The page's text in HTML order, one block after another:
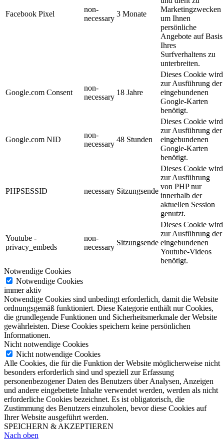
Facebook Pixel
non-
necessary
3 Monate
Marketingzwecken
um Ihnen
persönliche
Angebote auf Basis
Ihres
Surfverhaltens zu
unterbreiten.
Google.com Consent
non-
necessary
18 Jahre
Dieses Cookie wird
zur Ausführung der
eingebundenen
Google-Karten
benötigt.
Google.com NID
non-
necessary
48 Stunden
Dieses Cookie wird
zur Ausführung der
eingebundenen
Google-Karten
benötigt.
PHPSESSID necessary Sitzungsende
Dieses Cookie wird
zur Ausführung
von PHP nur
innerhalb der
aktuellen Session
genutzt.
Youtube -
privacy_embeds
non-
necessary
Sitzungsende
Dieses Cookie wird
zur Ausführung der
eingebundenen
Youtube-Videos
benötigt.
Notwendige Cookies
Notwendige Cookies
immer aktiv
Notwendige Cookies sind unbedingt erforderlich, damit die Website
ordnungsgemäß funktioniert. Diese Kategorie enthält nur Cookies,
die grundlegende Funktionen und Sicherheitsmerkmale der Website
gewährleisten. Diese Cookies speichern keine persönlichen
Informationen.
Nicht notwendige Cookies
Nicht notwendige Cookies
Alle Cookies, die für die Funktion der Website möglicherweise nicht
besonders erforderlich sind und speziell zur Erfassung
personenbezogener Daten des Benutzers über Analysen, Anzeigen
und andere eingebettete Inhalte verwendet werden, werden als nicht
erforderliche Cookies bezeichnet. Es ist obligatorisch, die
Zustimmung des Benutzers einzuholen, bevor diese Cookies auf
Ihrer Website ausgeführt werden.
SPEICHERN & AKZEPTIEREN
Nach oben